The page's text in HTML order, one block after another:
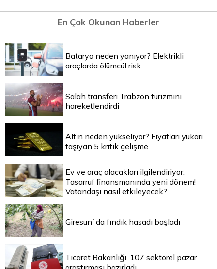
En Çok Okunan Haberler
Batarya neden yanıyor? Elektrikli
araçlarda ölümcül risk
Salah transferi Trabzon turizmini
hareketlendirdi
Altın neden yükseliyor? Fiyatları yukarı
taşıyan 5 kritik gelişme
Ev ve araç alacakları ilgilendiriyor:
Tasarruf finansmanında yeni dönem!
Vatandaşı nasıl etkileyecek?
Giresun`da fındık hasadı başladı
Ticaret Bakanlığı, 107 sektörel pazar